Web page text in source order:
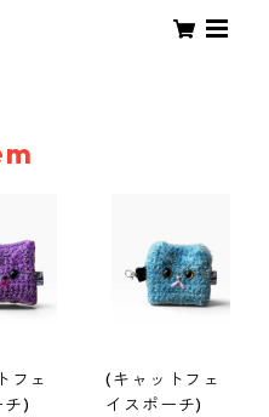
フェ
チ)
(キャットフェ
イスポーチ)